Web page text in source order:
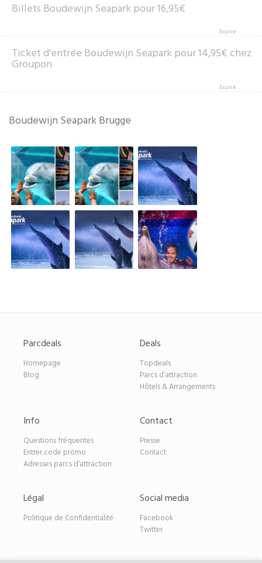
Billets Boudewijn Seapark pour 16,95€
Expiré
Ticket d’entrée Boudewijn Seapark pour 14,95€ chez
Groupon
Expiré
Boudewijn Seapark Brugge
Parcdeals
Homepage
Blog
Deals
Topdeals
Parcs d’attraction
Hôtels & Arrangements
Info
Questions fréquentes
Entrer code promo
Adresses parcs d’attraction
Contact
Presse
Contact
Légal
Politique de Confidentialité
Social media
Facebook
Twitter